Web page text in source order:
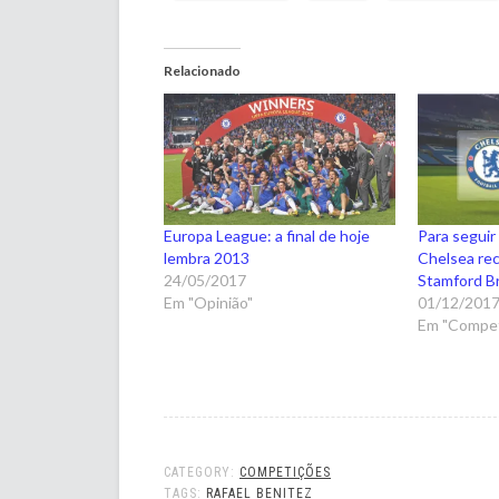
Relacionado
Europa League: a final de hoje
lembra 2013
24/05/2017
Em "Opinião"
Para
Chelsea
Stamford
01/12/2017
Em
CATEGORY: COMPETIÇÕES
TAGS: RAFAEL BENITEZ